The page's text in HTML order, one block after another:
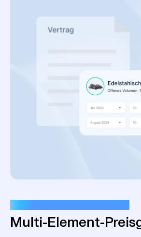
Multi-Element-